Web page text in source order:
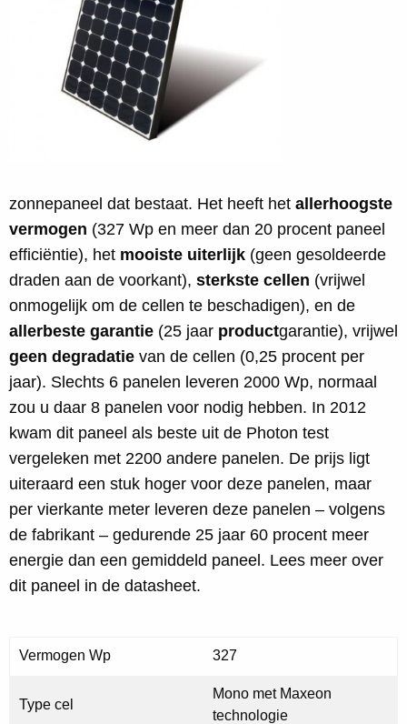
zonnepaneel dat bestaat. Het heeft het allerhoogste
vermogen (327 Wp en meer dan 20 procent paneel
efficiëntie), het mooiste uiterlijk (geen gesoldeerde
draden aan de voorkant), sterkste cellen (vrijwel
onmogelijk om de cellen te beschadigen), en de
allerbeste garantie (25 jaar productgarantie), vrijwel
geen degradatie van de cellen (0,25 procent per
jaar). Slechts 6 panelen leveren 2000 Wp, normaal
zou u daar 8 panelen voor nodig hebben. In 2012
kwam dit paneel als beste uit de Photon test
vergeleken met 2200 andere panelen. De prijs ligt
uiteraard een stuk hoger voor deze panelen, maar
per vierkante meter leveren deze panelen – volgens
de fabrikant – gedurende 25 jaar 60 procent meer
energie dan een gemiddeld paneel. Lees meer over
dit paneel in de datasheet.
Vermogen Wp 327
Type cel
Mono met Maxeon
technologie